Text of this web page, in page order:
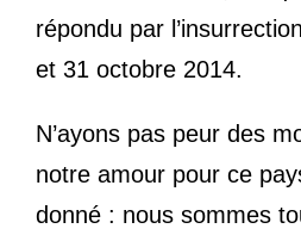
répondu par
et 31 octobre 2014.
N’ayons pas peur des
notre amour pour ce
donné : nous sommes